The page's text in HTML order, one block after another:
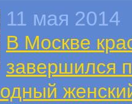
11 мая 2014
В Москве
завершился